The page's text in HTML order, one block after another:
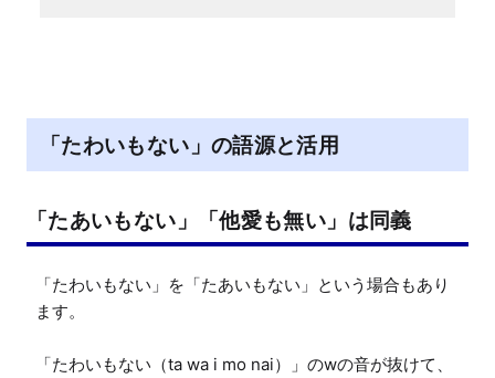
「たわいもない」の語源と活用
「たあいもない」「他愛も無い」は同義
「たわいもない」を「たあいもない」という場合もあり
ます。
「たわいもない（ta wa i mo nai）」のwの音が抜けて、